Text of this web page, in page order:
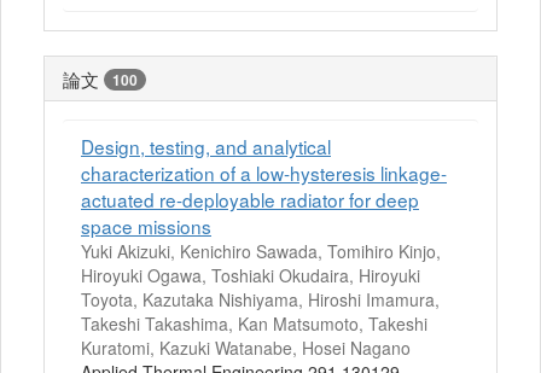
論文 100
Design, testing, and analytical
characterization of a low-hysteresis linkage-
actuated re-deployable radiator for deep
space missions
Yuki Akizuki, Kenichiro Sawada, Tomihiro Kinjo,
Hiroyuki Ogawa, Toshiaki Okudaira, Hiroyuki
Toyota, Kazutaka Nishiyama, Hiroshi Imamura,
Takeshi Takashima, Kan Matsumoto, Takeshi
Kuratomi, Kazuki Watanabe, Hosei Nagano